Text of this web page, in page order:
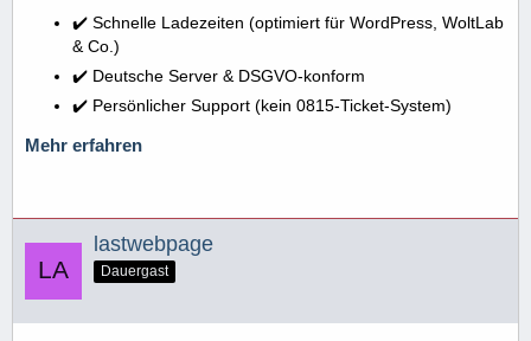
✔️ Schnelle Ladezeiten (optimiert für WordPress, WoltLab
& Co.)
✔️ Deutsche Server & DSGVO-konform
✔️ Persönlicher Support (kein 0815-Ticket-System)
Mehr erfahren
lastwebpage
Dauergast